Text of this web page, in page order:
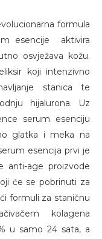
formula
esencije aktivira
osvježava kožu.
koji intenzivno
stanica te
hijalurona. Uz
serum esenciju
glatka i meka na
esencija prvi je
anti-age proizvode
će se pobrinuti za
formuli za staničnu
kolagena
u samo 24 sata, a